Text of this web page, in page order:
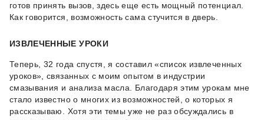
готов принять вызов, здесь еще есть мощный потенциал.
Как говорится, возможность сама стучится в дверь.
ИЗВЛЕЧЕННЫЕ УРОКИ
Теперь, 32 года спустя, я составил «список извлеченных
уроков», связанных с моим опытом в индустрии
смазывания и анализа масла. Благодаря этим урокам мне
стало известно о многих из возможностей, о которых я
рассказываю. Хотя эти темы уже не раз обсуждались в